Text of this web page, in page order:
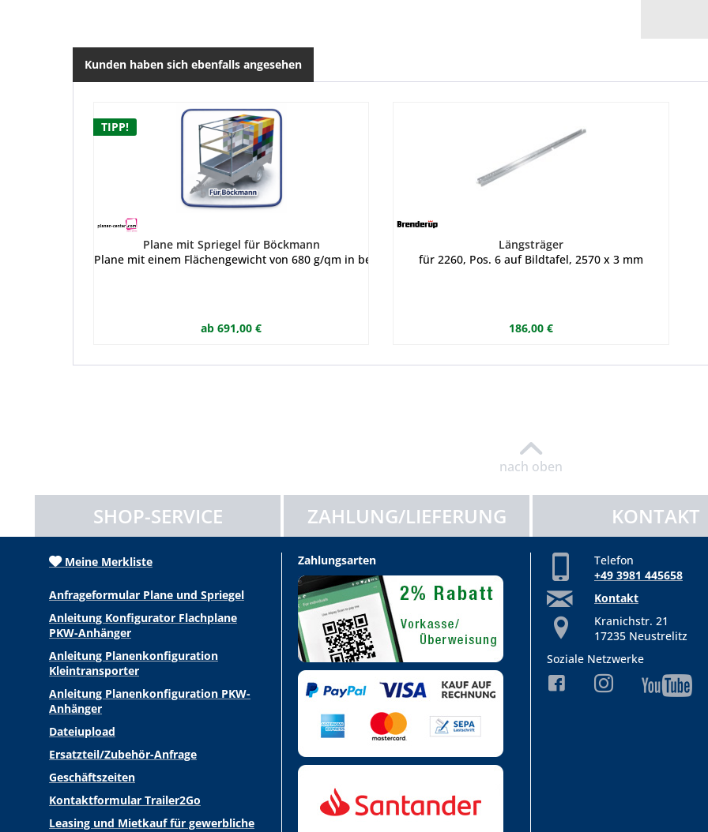
Kunden haben sich ebenfalls angesehen
TIPP!
Plane mit Spriegel für Böckmann
Plane mit einem Flächengewicht von 680 g/qm in bester Qualität Spriegelgestell aus verzinktem Stahl,
ab 691,00 €
Längsträger
für 2260, Pos. 6 auf Bildtafel, 2570 x 3 mm
186,00 €
nach oben
SHOP-SERVICE ZAHLUNG/LIEFERUNG KONTAKT
Meine Merkliste
Anfrageformular Plane und Spriegel
Anleitung Konfigurator Flachplane
PKW-Anhänger
Anleitung Planenkonfiguration
Kleintransporter
Anleitung Planenkonfiguration PKW-
Anhänger
Dateiupload
Ersatzteil/Zubehör-Anfrage
Geschäftszeiten
Kontaktformular Trailer2Go
Leasing und Mietkauf für gewerbliche
Zahlungsarten
Telefon
+49 3981 445658
Kontakt
Kranichstr. 21
17235 Neustrelitz
Soziale Netzwerke